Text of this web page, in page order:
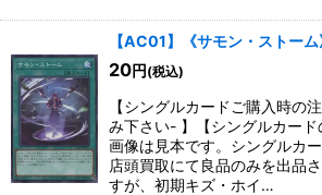
【AC01】《サモン・ストーム
20円 (税込)
【シングルカードご購入時の
み下さい- 】【シングルカード
画像は見本です。シングルカ
店頭買取にて良品のみを出品
すが、初期キズ・ホイ…